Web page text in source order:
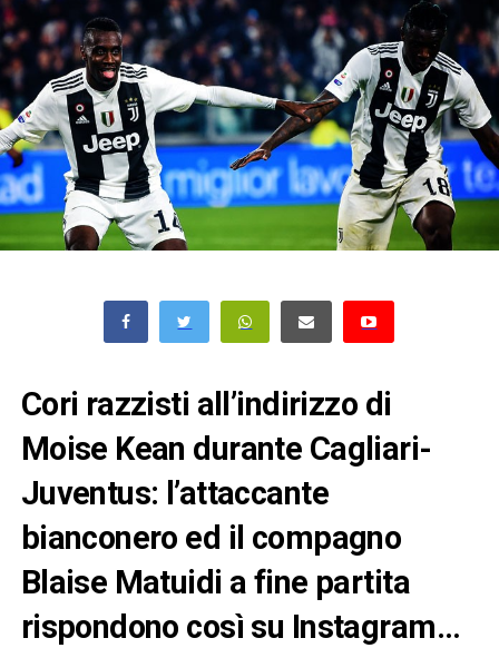
Cori razzisti all’indirizzo di
Moise Kean durante Cagliari-
Juventus: l’attaccante
bianconero ed il compagno
Blaise Matuidi a fine partita
rispondono così su Instagram…